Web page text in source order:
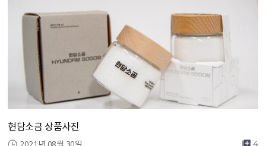
현담소금 상품사진
4